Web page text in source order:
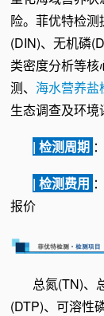
险。菲优特检测
(DIN)、无机磷
类密度分析等核
测、 海水营养盐
生态调查及环境
| 检测周期
| 检测费用
报价
总氮(TN)、
(DTP)、可溶性